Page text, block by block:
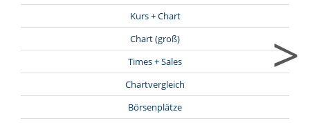
Kurs + Chart
Chart (groß)
Times + Sales
Chartvergleich
Börsenplätze
>